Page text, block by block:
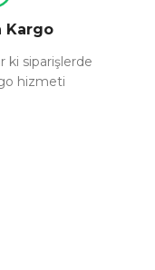
Kargo
ki siparişlerde
hizmeti